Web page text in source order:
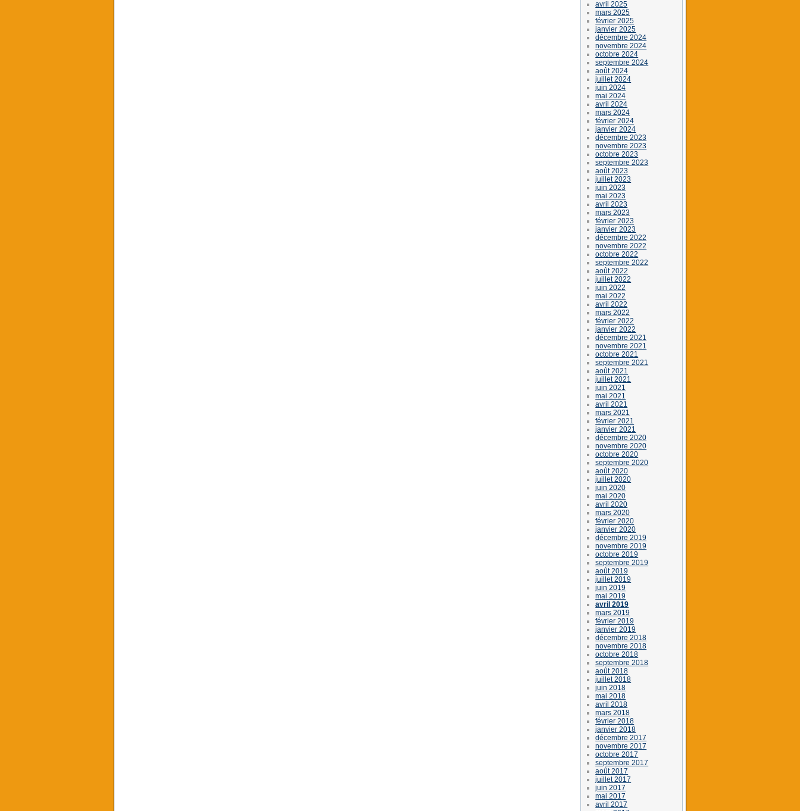
avril 2025
mars 2025
février 2025
janvier 2025
décembre 2024
novembre 2024
octobre 2024
septembre 2024
août 2024
juillet 2024
juin 2024
mai 2024
avril 2024
mars 2024
février 2024
janvier 2024
décembre 2023
novembre 2023
octobre 2023
septembre 2023
août 2023
juillet 2023
juin 2023
mai 2023
avril 2023
mars 2023
février 2023
janvier 2023
décembre 2022
novembre 2022
octobre 2022
septembre 2022
août 2022
juillet 2022
juin 2022
mai 2022
avril 2022
mars 2022
février 2022
janvier 2022
décembre 2021
novembre 2021
octobre 2021
septembre 2021
août 2021
juillet 2021
juin 2021
mai 2021
avril 2021
mars 2021
février 2021
janvier 2021
décembre 2020
novembre 2020
octobre 2020
septembre 2020
août 2020
juillet 2020
juin 2020
mai 2020
avril 2020
mars 2020
février 2020
janvier 2020
décembre 2019
novembre 2019
octobre 2019
septembre 2019
août 2019
juillet 2019
juin 2019
mai 2019
avril 2019
mars 2019
février 2019
janvier 2019
décembre 2018
novembre 2018
octobre 2018
septembre 2018
août 2018
juillet 2018
juin 2018
mai 2018
avril 2018
mars 2018
février 2018
janvier 2018
décembre 2017
novembre 2017
octobre 2017
septembre 2017
août 2017
juillet 2017
juin 2017
mai 2017
avril 2017